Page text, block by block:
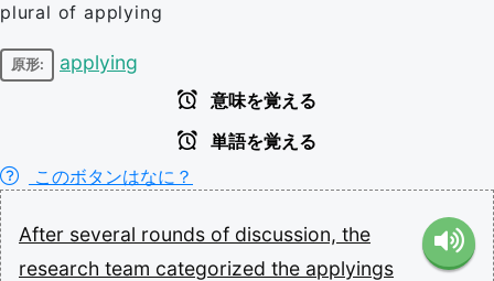
plural of applying
原形: applying
意味を覚える
単語を覚える
このボタンはなに？
After several rounds of discussion, the
research team categorized the applyings